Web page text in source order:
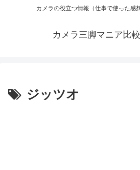
カメラの役立つ情報（仕事で使った感
カメラ三脚マニア比
ジッツオ